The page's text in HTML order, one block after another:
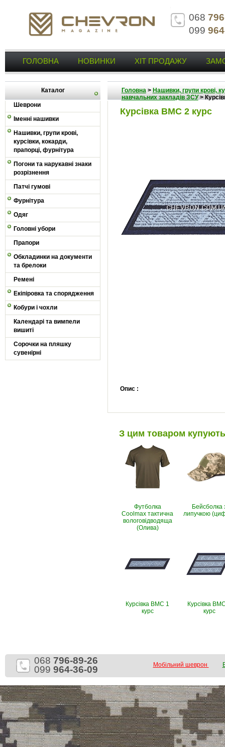
068
099
ГОЛОВНА НОВИНКИ ХІТ ПРОДАЖУ
Каталог
Шеврони
Іменні нашивки
Нашивки, групи крові,
курсівки, кокарди,
прапорці, фурнітура
Погони та нарукавні знаки
розрізнення
Патчі гумові
Фурнітура
Одяг
Головні убори
Прапори
Обкладинки на документи
та брелоки
Ремені
Екіпіровка та спорядження
Кобури і чохли
Календарі та вимпели
вишиті
Сорочки на пляшку
сувенірні
Головна> Нашивки, групи крові,
навчальних закладів ЗСУ>
Курсівка ВМС 2 курс
Опис :
З цим товаром купують
Футболка
Coolmax тактична
вологовiдводяща
(Олива)
Бейсболка
липучкою
Курсівка ВМС 1
курс
Курсівка
курс
068 796-89-26
099 964-36-09 Мобільний шеврон